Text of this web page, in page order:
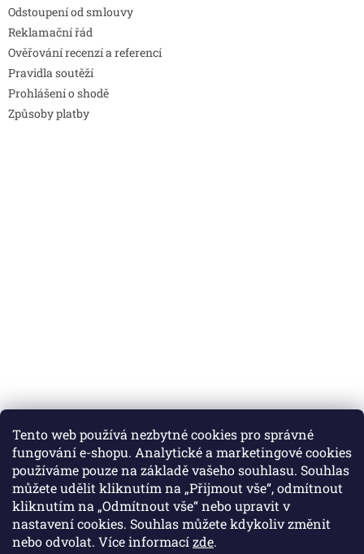
Tento web používá nezbytné cookies pro správné
fungování e-shopu. Analytické a marketingové cookies
používáme pouze na základě vašeho souhlasu. Souhlas
můžete udělit kliknutím na „Přijmout vše“, odmítnout
kliknutím na „Odmítnout vše“ nebo upravit v
nastavení cookies. Souhlas můžete kdykoliv změnit
nebo odvolat. Více informacízde.
Odstoupení od smlouvy
Reklamační řád
Ověřování recenzí a referencí
Pravidla soutěží
Prohlášení o shodě
Způsoby platby
Instagram